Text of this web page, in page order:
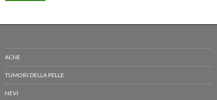
ACNE
TUMORI DELLA PELLE
NEVI